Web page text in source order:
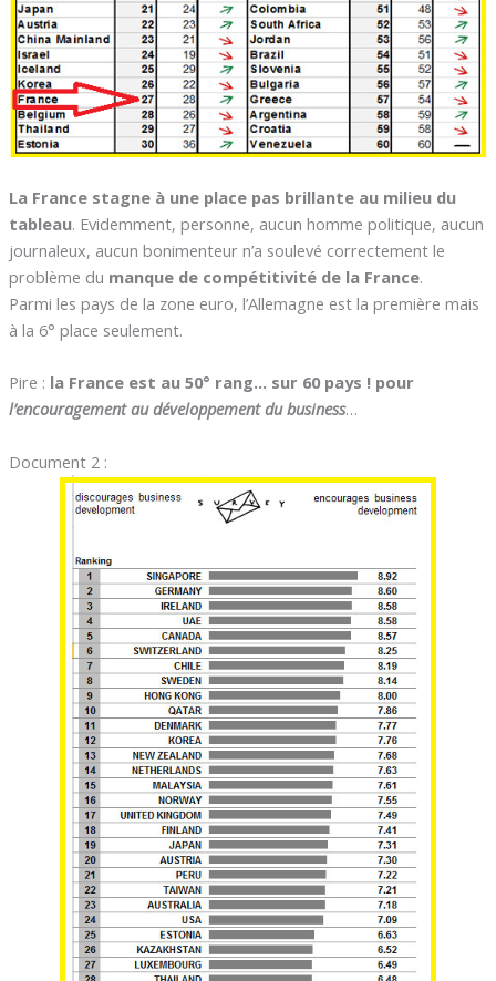
La France stagne à une place pas brillante au milieu du
tableau. Evidemment, personne, aucun homme politique, aucun
journaleux, aucun bonimenteur n’a soulevé correctement le
problème du manque de compétitivité de la France.
Parmi les pays de la zone euro, l’Allemagne est la première mais
à la 6° place seulement.
Pire : la France est au 50° rang… sur 60 pays ! pour
l’encouragement au développement du business…
Document 2 :